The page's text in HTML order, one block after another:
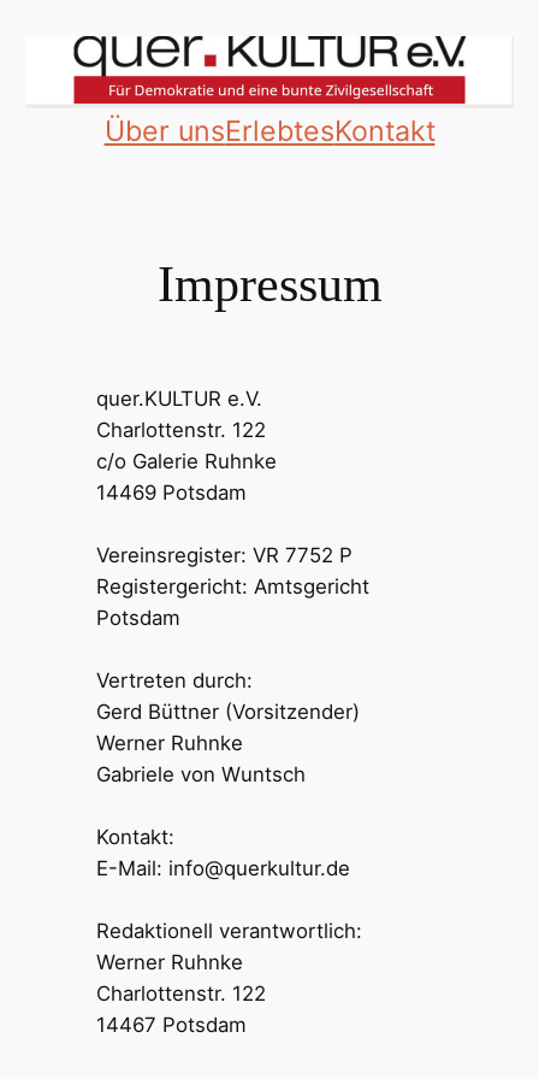
Über unsErlebtesKontakt
Impressum
quer.KULTUR e.V.
Charlottenstr. 122
c/o Galerie Ruhnke
14469 Potsdam
Vereinsregister: VR 7752 P
Registergericht: Amtsgericht
Potsdam
Vertreten durch:
Gerd Büttner (Vorsitzender)
Werner Ruhnke
Gabriele von Wuntsch
Kontakt:
E-Mail: info@querkultur.de
Redaktionell verantwortlich:
Werner Ruhnke
Charlottenstr. 122
14467 Potsdam